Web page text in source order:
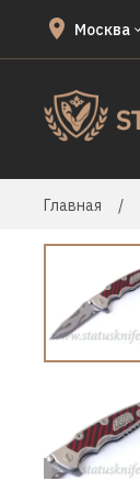
Москва
Главная